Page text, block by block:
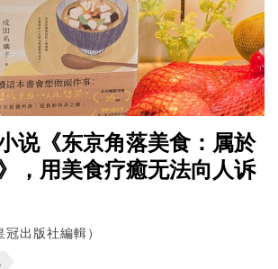
说《东京角落美食：属於
，用美食疗癒无法向人诉
出版社編輯）